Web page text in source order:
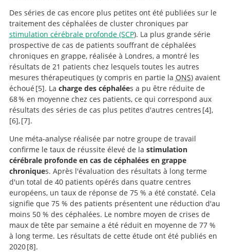
Des séries de cas encore plus petites ont été publiées sur le
traitement des céphalées de cluster chroniques par
stimulation cérébrale profonde (SCP). La plus grande série
prospective de cas de patients souffrant de céphalées
chroniques en grappe, réalisée à Londres, a montré les
résultats de 21 patients chez lesquels toutes les autres
mesures thérapeutiques (y compris en partie la ONS) avaient
échoué 5
Ventral tegmental
area deep brain stimulation for refractory chronic
. La charge des céphalées a pu être réduite de
68 % en moyenne chez ces patients, ce qui correspond aux
résultats des séries de cas plus petites d'autres centres 4
Long-term occipital nerve stimulation for drug-
resistant chronic cluster headache.
,
6
Safety and
efficacy of deep brain stimulation in refractory cluster
headache: a randomized placebo-controlled double-
blind trial followed by a 1-year open extension.
, 7
Deep brain stimulation of chronic cluster
headaches: Posterior hypothalamus, ventral
tegmentum and beyond.
.
Une méta-analyse réalisée par notre groupe de travail
confirme le taux de réussite élevé de la stimulation
cérébrale profonde en cas de céphalées en grappe
chroniques. Après l'évaluation des résultats à long terme
d'un total de 40 patients opérés dans quatre centres
européens, un taux de réponse de 75 % a été constaté. Cela
signifie que 75 % des patients présentent une réduction d'au
moins 50 % des céphalées. Le nombre moyen de crises de
maux de tête par semaine a été réduit en moyenne de 77 %
à long terme. Les résultats de cette étude ont été publiés en
2020 8 .